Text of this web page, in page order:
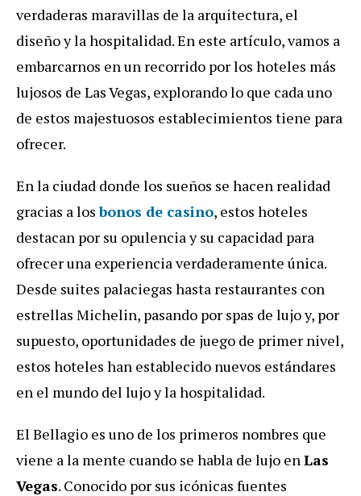
verdaderas maravillas de la arquitectura, el
diseño y la hospitalidad. En este artículo, vamos a
embarcarnos en un recorrido por los hoteles más
lujosos de Las Vegas, explorando lo que cada uno
de estos majestuosos establecimientos tiene para
ofrecer.
En la ciudad donde los sueños se hacen realidad
gracias a losbonos de casino, estos hoteles
destacan por su opulencia y su capacidad para
ofrecer una experiencia verdaderamente única.
Desde suites palaciegas hasta restaurantes con
estrellas Michelin, pasando por spas de lujo y, por
supuesto, oportunidades de juego de primer nivel,
estos hoteles han establecido nuevos estándares
en el mundo del lujo y la hospitalidad.
El Bellagio es uno de los primeros nombres que
viene a la mente cuando se habla de lujo enLas
Vegas. Conocido por sus icónicas fuentes